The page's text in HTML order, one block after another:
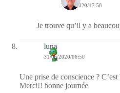
31/05/2020/17:58
Je trouve qu’il y a
luna
31/05/2020/06:50
Une prise de conscience ?
Merci!! bonne journée